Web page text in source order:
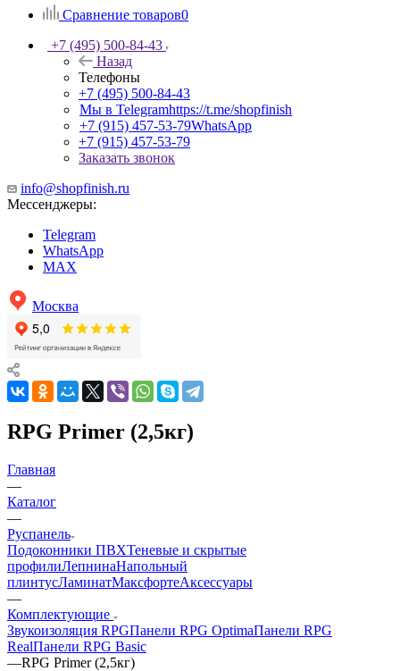
Сравнение товаров0
+7 (495) 500-84-43
Назад
Телефоны
+7 (495) 500-84-43
Мы в Telegramhttps://t.me/shopfinish
+7 (915) 457-53-79WhatsApp
+7 (915) 457-53-79
Заказать звонок
info@shopfinish.ru
Мессенджеры:
Telegram
WhatsApp
MAX
Москва
RPG Primer (2,5кг)
Главная
—
Каталог
—
Руспанель
Подоконники ПВХТеневые и скрытые
профилиЛепнинаНапольный
плинтусЛаминатМаксфортеАксессуары
—
Комплектующие
Звукоизоляция RPGПанели RPG OptimaПанели RPG
RealПанели RPG Basic
—RPG Primer (2,5кг)